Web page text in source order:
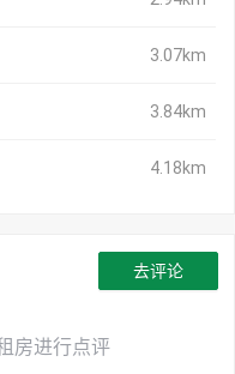
3.07km
3.84km
4.18km
房进行点评
去评论